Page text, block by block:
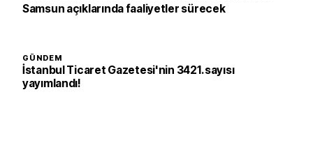
Samsun açıklarında faaliyetler sürecek
GÜNDEM
İstanbul Ticaret Gazetesi'nin 3421. sayısı
yayımlandı!